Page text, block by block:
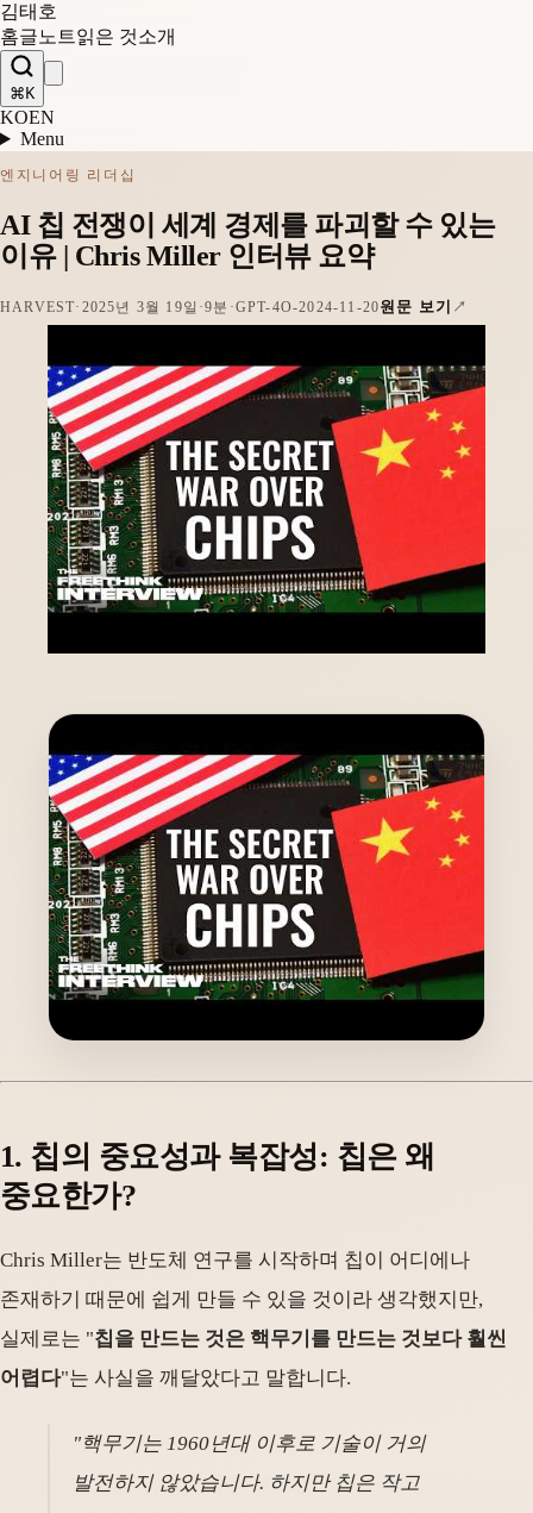
김태호
홈글 노트읽은 것소개
⌘K
KOEN
Menu
엔지니어링 리더십
AI 칩 전쟁이 세계 경제를 파괴할 수 있는
이유 | Chris Miller 인터뷰 요약
HARVEST· 2025년 3월 19일 ·9분 ·GPT-4O-2024-11-20원문 보기
1. 칩의 중요성과 복잡성: 칩은 왜
중요한가?
Chris Miller는 반도체 연구를 시작하며 칩이 어디에나
존재하기 때문에 쉽게 만들 수 있을 것이라 생각했지만,
실제로는 "칩을 만드는 것은 핵무기를 만드는 것보다 훨씬
어렵다"는 사실을 깨달았다고 말합니다.
"핵무기는 1960년대 이후로 기술이 거의
발전하지 않았습니다. 하지만 칩은 작고